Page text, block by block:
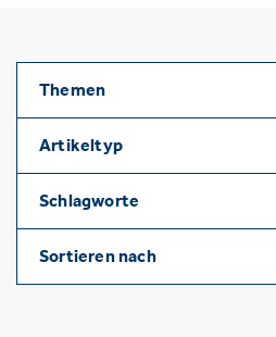
Themen
Artikeltyp
Schlagworte
Sortieren nach